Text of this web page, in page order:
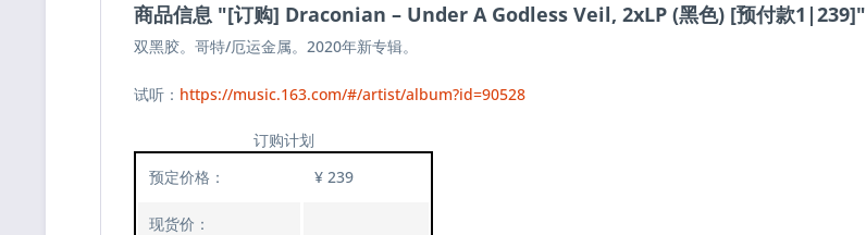
商品信息 "[订购] Draconian ‎– Under A Godless Veil, 2xLP (黑色) [预付款1|239]"
双黑胶。哥特/厄运金属。2020年新专辑。
试听： https://music.163.com/#/artist/album?id=90528
订购计划
预定价格：
¥ 239
现货价：